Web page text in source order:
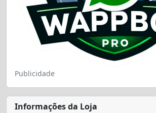
Publicidade
Informações da Loja